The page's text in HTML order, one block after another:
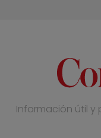
Información útil